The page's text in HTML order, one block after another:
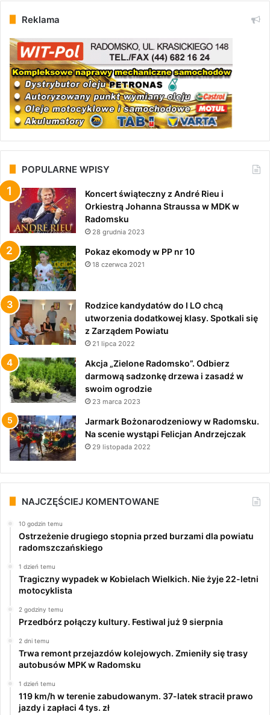
Reklama
POPULARNE WPISY
Koncert świąteczny z André Rieu i
Orkiestrą Johanna Straussa w MDK w
Radomsku
28 grudnia 2023
Pokaz ekomody w PP nr 10
18 czerwca 2021
Rodzice kandydatów do I LO chcą
utworzenia dodatkowej klasy. Spotkali się
z Zarządem Powiatu
21 lipca 2022
Akcja „Zielone Radomsko”. Odbierz
darmową sadzonkę drzewa i zasadź w
swoim ogrodzie
23 marca 2023
Jarmark Bożonarodzeniowy w Radomsku.
Na scenie wystąpi Felicjan Andrzejczak
29 listopada 2022
NAJCZĘŚCIEJ KOMENTOWANE
10 godzin temu
Ostrzeżenie drugiego stopnia przed burzami dla powiatu
radomszczańskiego
1 dzień temu
Tragiczny wypadek w Kobielach Wielkich. Nie żyje 22-letni
motocyklista
2 godziny temu
Przedbórz połączy kultury. Festiwal już 9 sierpnia
2 dni temu
Trwa remont przejazdów kolejowych. Zmieniły się trasy
autobusów MPK w Radomsku
1 dzień temu
119 km/h w terenie zabudowanym. 37-latek stracił prawo
jazdy i zapłaci 4 tys. zł